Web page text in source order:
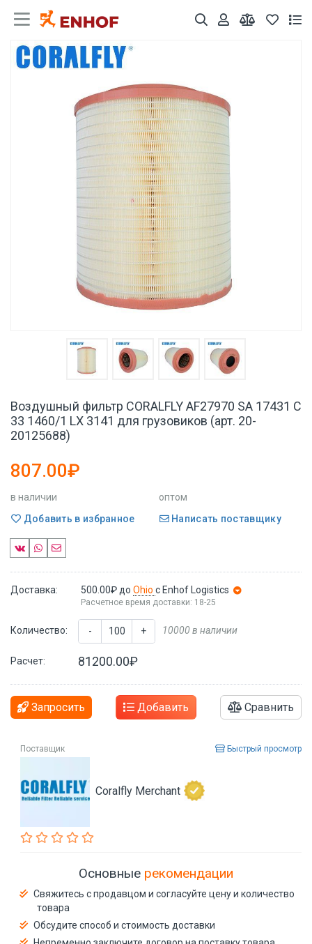
Воздушный фильтр CORALFLY AF27970 SA 17431 C
33 1460/1 LX 3141 для грузовиков (арт. 20-
20125688)
807.00₽
в наличии
оптом
Добавить в избранное
Написать поставщику
Доставка: 500.00₽ до Ohio с Enhof Logistics
Расчетное время доставки: 18-25
Количество: - + 10000 в наличии
Расчет: 81200.00₽
Запросить Добавить Сравнить
Поставщик Быстрый просмотр
Coralfly Merchant
Основные рекомендации
Свяжитесь с продавцом и согласуйте цену и количество
товара
Обсудите способ и стоимость доставки